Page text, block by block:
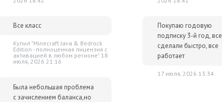
Все класс
Купил "Minecraft Java & Bedrock
Edition - полноценная лицензия c
активацией в любом регионе" 18
июля, 2026 21:16
Была небольшая проблема
с зачислением баланса,но
Покупаю годовую
подписку 3-й год, все
сделали быстро, все
работает
17 июля, 2026 13:34